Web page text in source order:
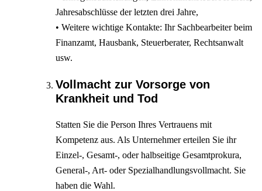
Jahresabschlüsse der letzten drei Jahre,
• Weitere wichtige Kontakte: Ihr Sachbearbeiter beim
Finanzamt, Hausbank, Steuerberater, Rechtsanwalt
usw.
Vollmacht zur Vorsorge von
Krankheit und Tod
Statten Sie die Person Ihres Vertrauens mit
Kompetenz aus. Als Unternehmer erteilen Sie ihr
Einzel-, Gesamt-, oder halbseitige Gesamtprokura,
General-, Art- oder Spezialhandlungsvollmacht. Sie
haben die Wahl.